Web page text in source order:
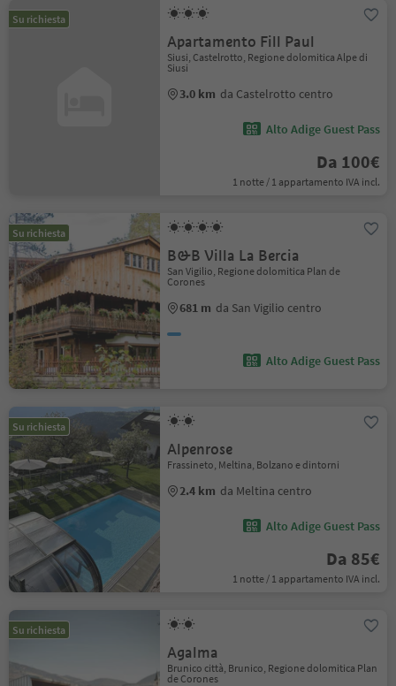
Su richiesta
Apartamento Fill Paul
Siusi, Castelrotto, Regione dolomitica Alpe di
Siusi
3.0 km da Castelrotto centro
Alto Adige Guest Pass
Da 100€
1 notte / 1 appartamento IVA incl.
Su richiesta
B&B Villa La Bercia
San Vigilio, Regione dolomitica Plan de
Corones
681 m da San Vigilio centro
Alto Adige Guest Pass
Su richiesta
Alpenrose
Frassineto, Meltina, Bolzano e dintorni
2.4 km da Meltina centro
Alto Adige Guest Pass
Da 85€
1 notte / 1 appartamento IVA incl.
Su richiesta
Agalma
Brunico città, Brunico, Regione dolomitica Plan
de Corones